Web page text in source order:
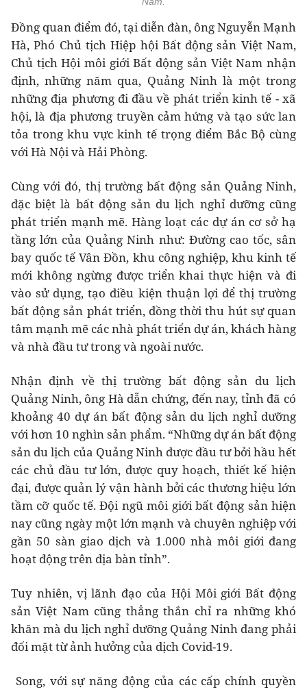
Đồng quan điểm đó, tại diễn đàn, ông Nguyễn Mạnh
Hà, Phó Chủ tịch Hiệp hội Bất động sản Việt Nam,
Chủ tịch Hội môi giới Bất động sản Việt Nam nhận
định, những năm qua, Quảng Ninh là một trong
những địa phương đi đầu về phát triển kinh tế - xã
hội, là địa phương truyền cảm hứng và tạo sức lan
tỏa trong khu vực kinh tế trọng điểm Bắc Bộ cùng
với Hà Nội và Hải Phòng.
Cùng với đó, thị trường bất động sản Quảng Ninh,
đặc biệt là bất động sản du lịch nghỉ dưỡng cũng
phát triển mạnh mẽ. Hàng loạt các dự án cơ sở hạ
tầng lớn của Quảng Ninh như: Đường cao tốc, sân
bay quốc tế Vân Đồn, khu công nghiệp, khu kinh tế
mới không ngừng được triển khai thực hiện và đi
vào sử dụng, tạo điều kiện thuận lợi để thị trường
bất động sản phát triển, đồng thời thu hút sự quan
tâm mạnh mẽ các nhà phát triển dự án, khách hàng
và nhà đầu tư trong và ngoài nước.
Nhận định về thị trường bất động sản du lịch
Quảng Ninh, ông Hà dẫn chứng, đến nay, tỉnh đã có
khoảng 40 dự án bất động sản du lịch nghỉ dưỡng
với hơn 10 nghìn sản phẩm. “Những dự án bất động
sản du lịch của Quảng Ninh được đầu tư bởi hầu hết
các chủ đầu tư lớn, được quy hoạch, thiết kế hiện
đại, được quản lý vận hành bởi các thương hiệu lớn
tầm cỡ quốc tế. Đội ngũ môi giới bất động sản hiện
nay cũng ngày một lớn mạnh và chuyên nghiệp với
gần 50 sàn giao dịch và 1.000 nhà môi giới đang
hoạt động trên địa bàn tỉnh”.
Tuy nhiên, vị lãnh đạo của Hội Môi giới Bất động
sản Việt Nam cũng thẳng thắn chỉ ra những khó
khăn mà du lịch nghỉ dưỡng Quảng Ninh đang phải
đối mặt từ ảnh hưởng của dịch Covid-19.
Song, với sự năng động của các cấp chính quyền